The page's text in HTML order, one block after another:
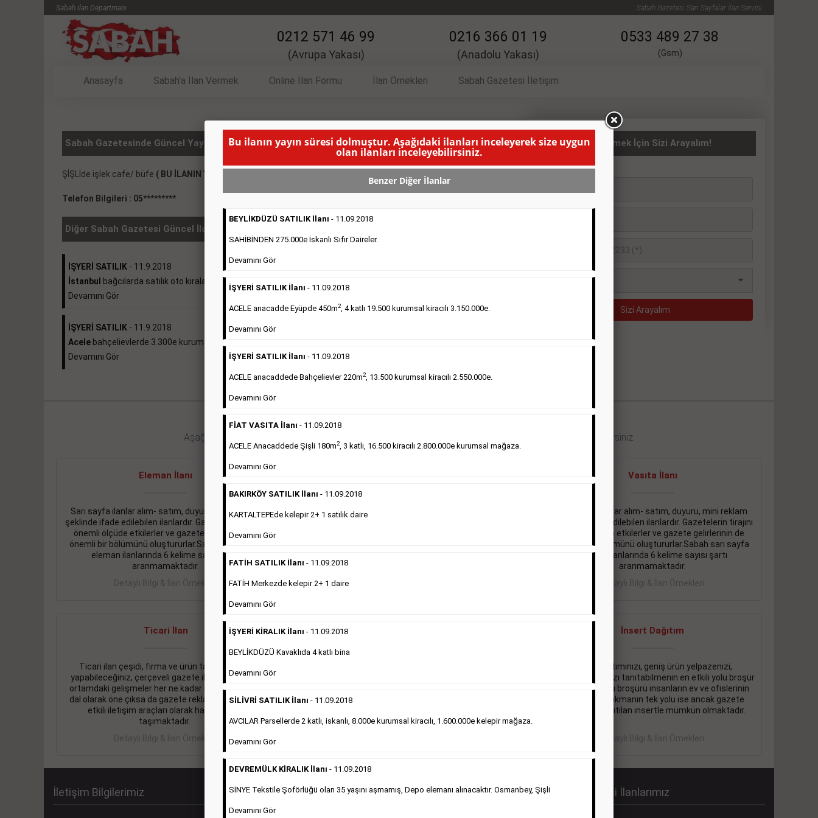
Sabah ilan Departmanı Sabah Gazetesi Sarı Sayfalar ilan Servisi
0212 571 46 99
(Avrupa Yakası)
0216 366 01 19
(Anadolu Yakası)
0533 489 27 38
(Gsm)
Anasayfa Sabah'a İlan Vermek Online İlan Formu İlan Örnekleri Sabah Gazetesi İletişim
Sabah Gazetesinde Güncel Yayınlanmış SATILIK İlanı
ŞİŞLİde işlek cafe/ büfe ( BU İLANIN YAYINLANMA SÜRESİ DOLMUŞTUR )
Telefon Bilgileri : 05*********
Diğer Sabah Gazetesi Güncel İlanlar
İŞYERİ SATILIK - 11.9.2018
İstanbul
bağcılarda satılık oto kiralama...
Devamını Gör
İŞYERİ SATILIK - 11.9.2018
Acele bahçelievlerde 3.300e kurumsal kiracılı 490...
Devamını Gör
Devamını Gör
SATILIK İlanı Vermek İçin Sizi Arayalım!
Aşağıdaki bağlantıları takip ederek farklı ilan türleri hakkında detaylara ulaşabilir, ilan örneklerini görebilirsiniz.
Eleman İlanı
Sarı sayfa ilanlar alım- satım, duyuru, mini reklam
şeklinde ifade edilebilen ilanlardır. Gazetelerin tirajını
önemli ölçüde etkilerler ve gazete gelirlerinin de
önemli bir bölümünü oluştururlar.Sabah sarı sayfa
eleman ilanlarında 6 kelime sayısı şartı
aranmamaktadır.
Detaylı Bilgi & İlan Örnekleri
Sarı sayfa ilanlar alım- satım, duyuru, mini reklam
Vasıta İlanı
Sarı sayfa ilanlar alım- satım, duyuru, mini reklam
şeklinde ifade edilebilen ilanlardır. Gazetelerin tirajını
önemli ölçüde etkilerler ve gazete gelirlerinin de
önemli bir bölümünü oluştururlar.Sabah sarı sayfa
eleman ilanlarında 6 kelime sayısı şartı
aranmamaktadır.
Detaylı Bilgi & İlan Örnekleri
Ticari İlan
Ticari ilan çeşidi, firma ve ürün tanıtımlarınızı
yapabileceğiniz, çerçeveli gazete ilanlarıdır. Dijital
ortamdaki gelişmeler her ne kadar ihtiyacın arttığı
dal olarak öne çıksa da gazete reklamları halen en
etkili iletişim araçları olarak hayati önem
taşımaktadır.
Detaylı Bilgi & İlan Örnekleri
ilanlara göre daha ekonomiktir.
İnsert Dağıtım
Firma tanıtımınızı, geniş ürün yelpazenizi,
promosyonlarınızı tanıtabilmenin en etkili yolu broşür
dağıtmaktır. Bu broşürü insanların ev ve ofislerinin
içine kadar sokmanın tek yolu ise ancak gazete
içerisinde dağıtılan insertle mümkün olmaktadır.
Detaylı Bilgi & İlan Örnekleri
İletişim Bilgilerimiz Kampanyalarımız Sabah Gazetesi İlanlarımız
Bu ilanın yayın süresi dolmuştur. Aşağıdaki ilanları inceleyerek size uygun
olan ilanları inceleyebilirsiniz.
Benzer Diğer İlanlar
BEYLİKDÜZÜ SATILIK İlanı - 11.09.2018
SAHİBİNDEN 275.000e İskanlı Sıfır Daireler.
Devamını Gör
İŞYERİ SATILIK İlanı - 11.09.2018
ACELE anacadde Eyüpde 450m2, 4 katlı 19.500 kurumsal kiracılı 3.150.000e.
Devamını Gör
İŞYERİ SATILIK İlanı - 11.09.2018
ACELE anacaddede Bahçelievler 220m2, 13.500 kurumsal kiracılı 2.550.000e.
Devamını Gör
FİAT VASITA İlanı - 11.09.2018
ACELE Anacaddede Şişli 180m2, 3 katlı, 16.500 kiracılı 2.800.000e kurumsal mağaza.
Devamını Gör
BAKIRKÖY SATILIK İlanı - 11.09.2018
KARTALTEPEde kelepir 2+ 1 satılık daire
Devamını Gör
FATİH SATILIK İlanı - 11.09.2018
FATİH Merkezde kelepir 2+ 1 daire
Devamını Gör
İŞYERİ KİRALIK İlanı - 11.09.2018
BEYLİKDÜZÜ Kavaklıda 4 katlı bina
Devamını Gör
SİLİVRİ SATILIK İlanı - 11.09.2018
AVCILAR Parsellerde 2 katlı, iskanlı, 8.000e kurumsal kiracılı, 1.600.000e kelepir mağaza.
Devamını Gör
DEVREMÜLK KİRALIK İlanı - 11.09.2018
SİNYE Tekstile Şoförlüğü olan 35 yaşını aşmamış, Depo elemanı alınacaktır. Osmanbey, Şişli
Devamını Gör